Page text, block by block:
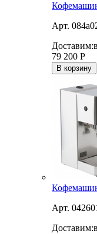
Арт.
Доставим:
79 200 Р
В корзину
Арт.
Доставим: